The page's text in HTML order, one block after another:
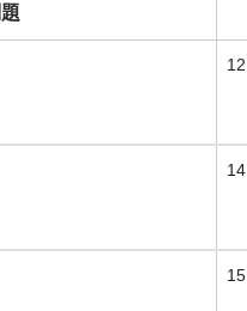
12
14
15